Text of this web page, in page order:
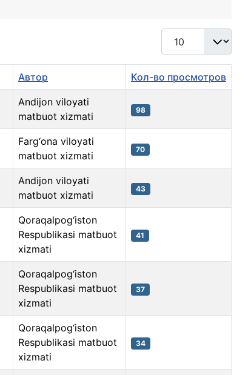
Кол-во строк:
Автор Кол-во просмотров
Andijon viloyati
matbuot xizmati
98
Farg‘ona viloyati
matbuot xizmati
70
Andijon viloyati
matbuot xizmati
43
Qoraqalpog‘iston
Respublikasi matbuot
xizmati
41
Qoraqalpog‘iston
Respublikasi matbuot
xizmati
37
Qoraqalpog‘iston
Respublikasi matbuot
xizmati
34